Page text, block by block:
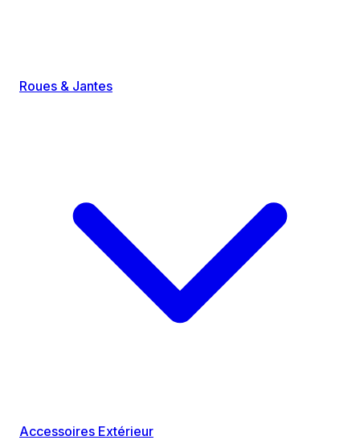
Roues & Jantes
Accessoires Extérieur